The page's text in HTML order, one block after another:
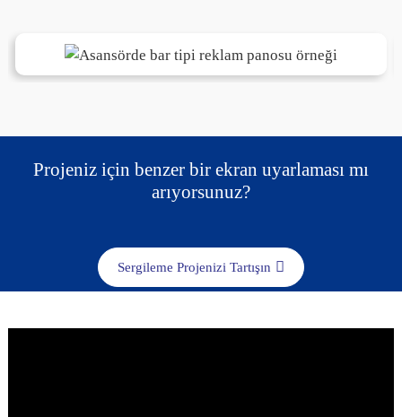
Projeniz için benzer bir ekran uyarlaması mı
arıyorsunuz?
Sergileme Projenizi Tartışın